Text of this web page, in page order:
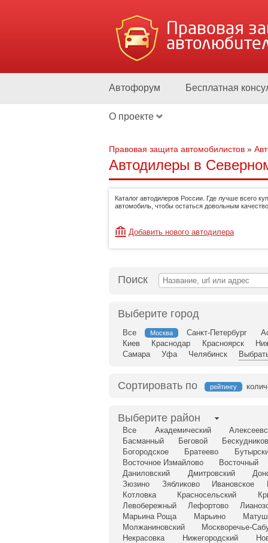
Правовая
Автофорум Бесплатная
О проекте
Правовая защита автомобилистов »
Автодилеры в
Каталог автодилеров России. Где лучше всего
автомобиль, чтобы остаться довольным
Добавить нового автодилера
Поиск
Выберите город
Все Москва Санкт-Петербург
Киев
Краснодар Красноярск
Самара
Уфа Челябинск
Сортировать по рейтингу
Выберите район
Все Академический
Басманный
Беговой
Богородское
Братеево
Восточное Измайлово
Восточный
Даниловский
Дмитровский
Зюзино
Зябликово Ивановское
Котловка
Красносельский
Левобережный
Лефортово
Марьина Роща
Марьино
Молжаниновский
Москворечье-
Некрасовка
Нижегородский